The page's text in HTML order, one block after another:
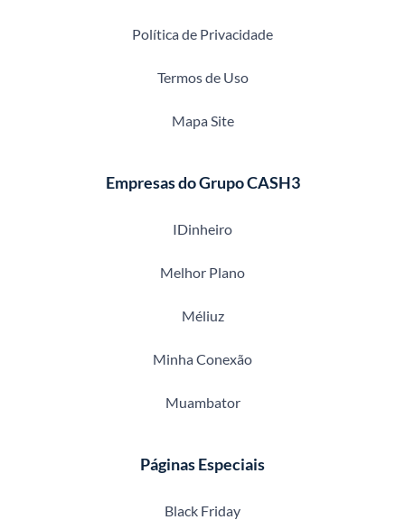
Política de Privacidade
Termos de Uso
Mapa Site
Empresas do Grupo CASH3
IDinheiro
Melhor Plano
Méliuz
Minha Conexão
Muambator
Páginas Especiais
Black Friday